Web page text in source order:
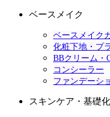
ベースメイク
ベースメイク
化粧下地・プ
BBクリーム・
コンシーラー
ファンデーシ
スキンケア・基礎